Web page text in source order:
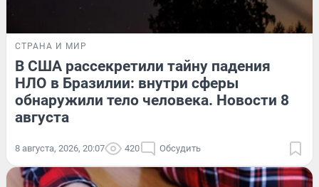
СТРАНА И МИР
В США рассекретили тайну падения
НЛО в Бразилии: внутри сферы
обнаружили тело человека. Новости 8
августа
8 августа, 2026, 20:07 420 Обсудить